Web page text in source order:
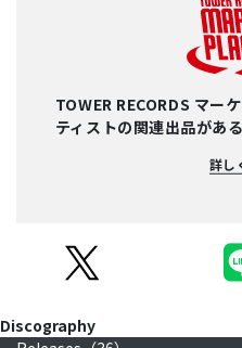
TOWER RECORDS マー
ティストの関連出品があ
詳し
Discography